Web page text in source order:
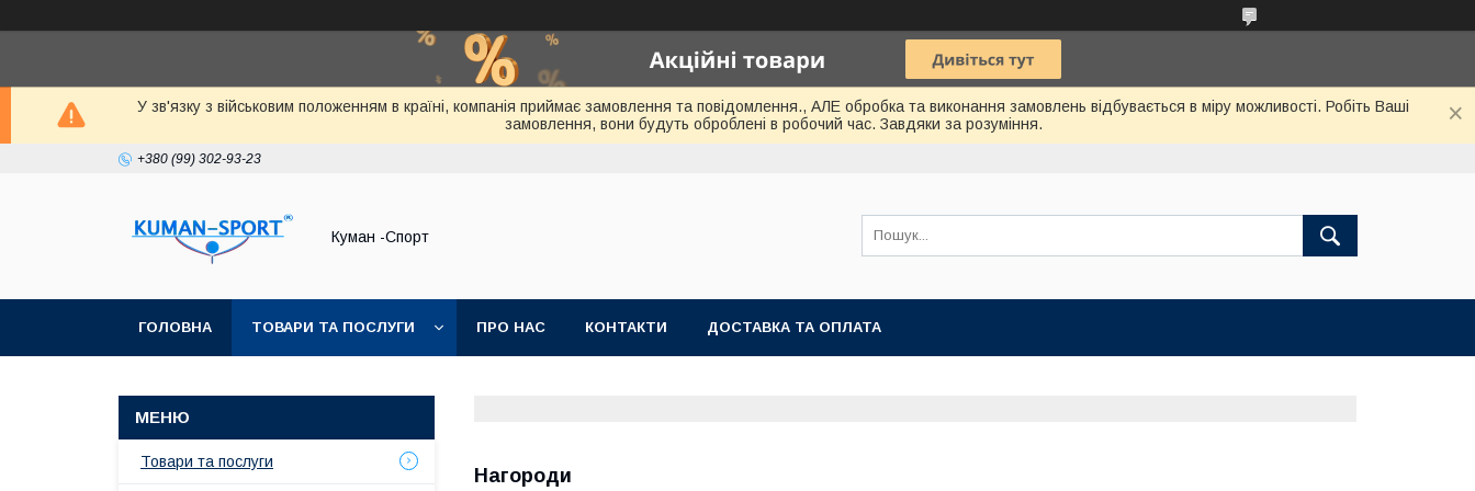
У зв'язку з військовим положенням в країні, компанія приймає замовлення та повідомлення., АЛЕ обробка та виконання замовлень відбувається в міру можливості. Робіть Ваші
замовлення, вони будуть оброблені в робочий час. Завдяки за розуміння.
+380 (99) 302-93-23
Куман -Спорт
ГОЛОВНА ТОВАРИ ТА ПОСЛУГИ ПРО НАС КОНТАКТИ ДОСТАВКА ТА ОПЛАТА
Нагороди
Товари та послуги